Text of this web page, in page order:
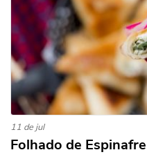
11 de jul
Folhado de